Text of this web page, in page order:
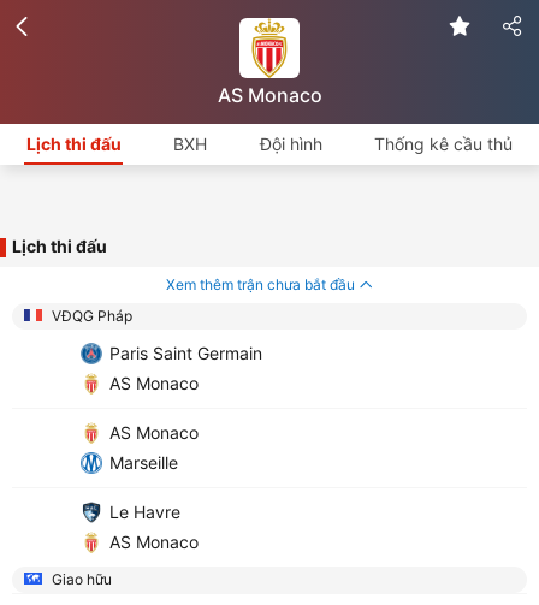
AS Monaco
Lịch thi đấu BXH Đội hình Thống kê cầu thủ
Lịch thi đấu
Xem thêm trận chưa bắt đầu
VĐQG Pháp
Paris Saint Germain
AS Monaco
AS Monaco
Marseille
Le Havre
AS Monaco
Giao hữu